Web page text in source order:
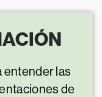
entender las
de